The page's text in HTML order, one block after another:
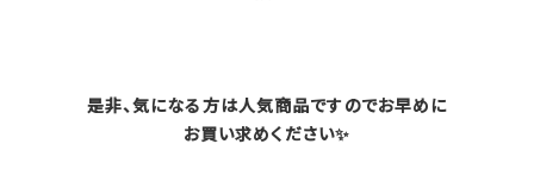
是非、気になる方は人気商品ですのでお早めに
お買い求めください✨